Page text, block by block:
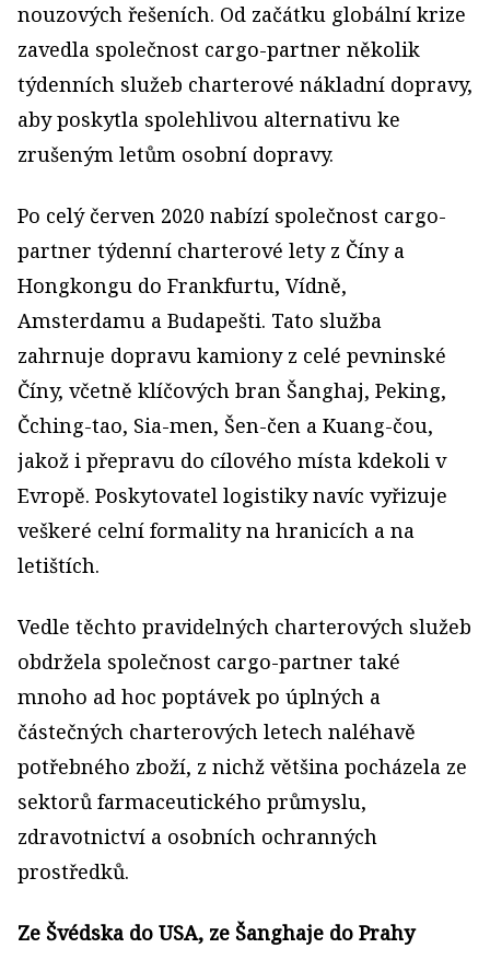
nouzových řešeních. Od začátku globální krize
zavedla společnost cargo-partner několik
týdenních služeb charterové nákladní dopravy,
aby poskytla spolehlivou alternativu ke
zrušeným letům osobní dopravy.
Po celý červen 2020 nabízí společnost cargo-
partner týdenní charterové lety z Číny a
Hongkongu do Frankfurtu, Vídně,
Amsterdamu a Budapešti. Tato služba
zahrnuje dopravu kamiony z celé pevninské
Číny, včetně klíčových bran Šanghaj, Peking,
Čching-tao, Sia-men, Šen-čen a Kuang-čou,
jakož i přepravu do cílového místa kdekoli v
Evropě. Poskytovatel logistiky navíc vyřizuje
veškeré celní formality na hranicích a na
letištích.
Vedle těchto pravidelných charterových služeb
obdržela společnost cargo-partner také
mnoho ad hoc poptávek po úplných a
částečných charterových letech naléhavě
potřebného zboží, z nichž většina pocházela ze
sektorů farmaceutického průmyslu,
zdravotnictví a osobních ochranných
prostředků.
Ze Švédska do USA, ze Šanghaje do Prahy